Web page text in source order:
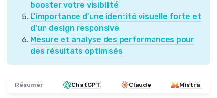
booster votre visibilité
L'importance d'une identité visuelle forte et
d'un design responsive
Mesure et analyse des performances pour
des résultats optimisés
Résumer ChatGPT Claude Mistral